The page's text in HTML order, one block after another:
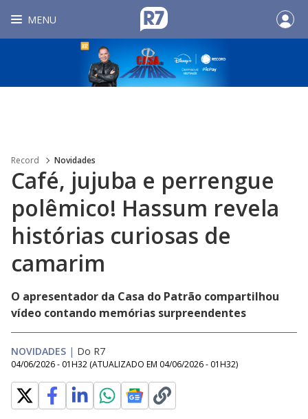
MENU
Record Novidades
Café, jujuba e perrengue
polêmico! Hassum revela
histórias curiosas de
camarim
O apresentador da Casa do Patrão compartilhou
vídeo contando memórias surpreendentes
NOVIDADES | Do R7
04/06/2026 - 01H32 (ATUALIZADO EM 04/06/2026 - 01H32)